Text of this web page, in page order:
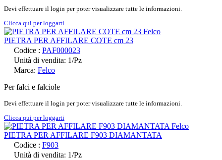
Devi effettuare il login per poter visualizzare tutte le informazioni.
Clicca qui per loggarti
PIETRA PER AFFILARE COTE cm 23
Codice : PAF000023
Unità di vendita: 1/Pz
Marca: Felco
Per falci e falciole
Devi effettuare il login per poter visualizzare tutte le informazioni.
Clicca qui per loggarti
PIETRA PER AFFILARE F903 DIAMANTATA
Codice : F903
Unità di vendita: 1/Pz